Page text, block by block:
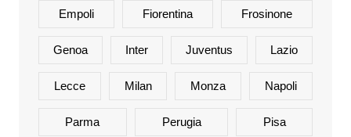
Empoli Fiorentina Frosinone
Genoa Inter Juventus Lazio
Lecce Milan Monza Napoli
Parma Perugia Pisa